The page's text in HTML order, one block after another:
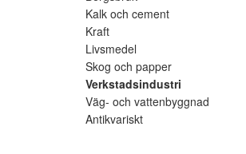
Kalk och cement
Kraft
Livsmedel
Skog och papper
Verkstadsindustri
Väg- och vattenbyggnad
Antikvariskt